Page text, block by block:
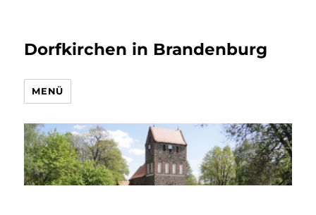
Dorfkirchen in Brandenburg
MENÜ